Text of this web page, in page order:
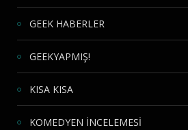
GEEK HABERLER
GEEKYAPMIŞ!
KISA KISA
KOMEDYEN İNCELEMESİ